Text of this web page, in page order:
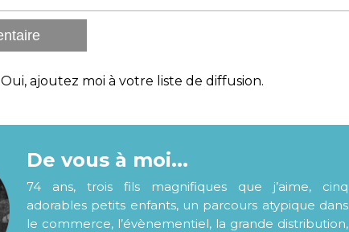
Oui, ajoutez moi à votre liste de diffusion.
De vous à moi...
74 ans, trois fils magnifiques que j’aime, cinq
adorables petits enfants, un parcours atypique dans
le commerce, l’évènementiel, la grande distribution,